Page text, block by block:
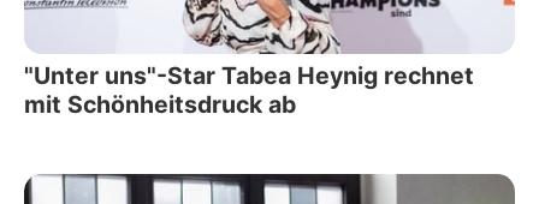
"Unter uns"-Star Tabea Heynig rechnet
mit Schönheitsdruck ab